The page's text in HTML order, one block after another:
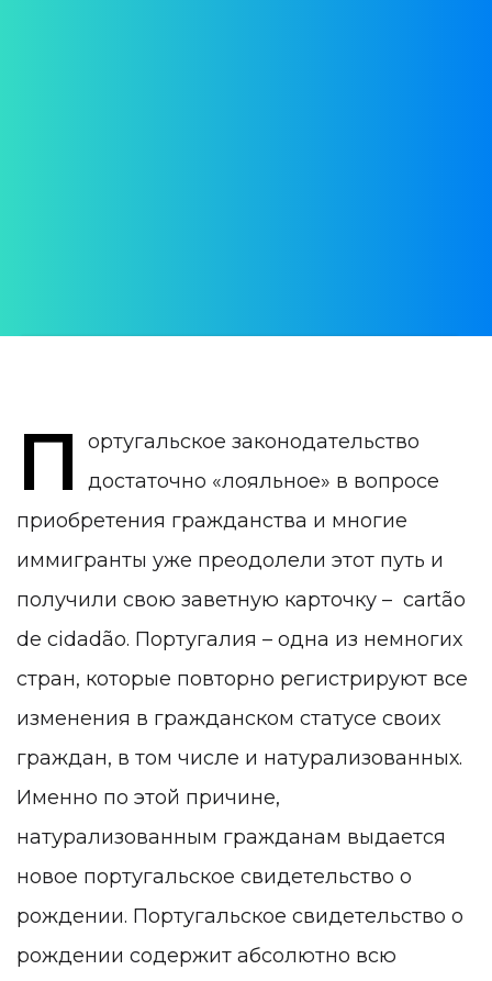
П
ортугальское законодательство
достаточно «лояльное» в вопросе
приобретения гражданства и многие
иммигранты уже преодолели этот путь и
получили свою заветную карточку – cartão
de cidadão. Португалия – одна из немногих
стран, которые повторно регистрируют все
изменения в гражданском статусе своих
граждан, в том числе и натурализованных.
Именно по этой причине,
натурализованным гражданам выдается
новое португальское свидетельство о
рождении. Португальское свидетельство о
рождении содержит абсолютно всю